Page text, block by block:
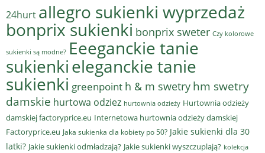
24hurt allegro sukienki wyprzedaż
bonprix sukienki bonprix sweter Czy kolorowe
sukienki są modne? Eeeganckie tanie
sukienkieleganckie tanie
sukienki greenpoint h & m swetry hm swetry
damskie hurtowa odziez hurtownia odzieży Hurtownia odzieży
damskiej factoryprice.eu Internetowa hurtownia odzieży damskiej
Factoryprice.eu Jaka sukienka dla kobiety po 50? Jakie sukienki dla 30
latki? Jakie sukienki odmładzają? Jakie sukienki wyszczuplają? kolekcja